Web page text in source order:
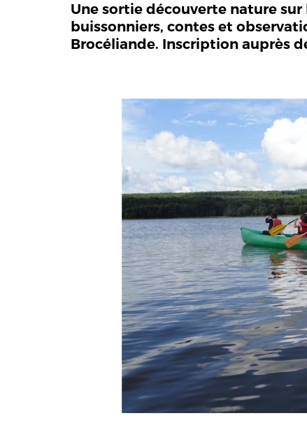
Une sortie découverte nature
buissonniers, contes et
Brocéliande. Inscription auprès